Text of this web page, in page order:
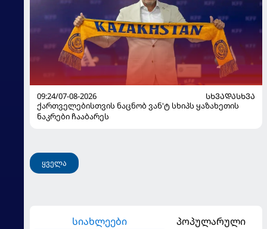
09:24/07-08-2026
ᲡᲮᲕᲐᲓᲐᲡᲮᲕᲐ
ქართველებისთვის ნაცნობ ვან'ტ სხიპს ყაზახეთის
ნაკრები ჩააბარეს
ყველა
სიახლეები პოპულარული